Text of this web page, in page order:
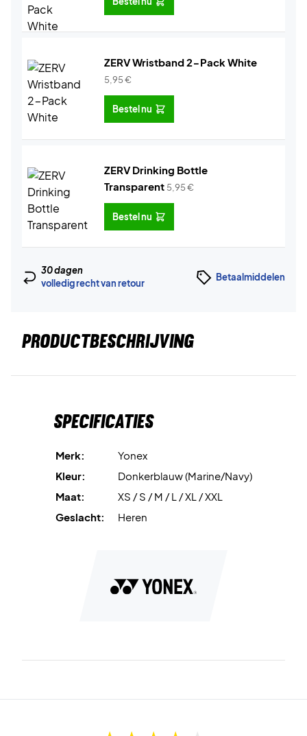
ZERV Wristband 2-Pack White
5,95€
Bestel nu
ZERV Drinking Bottle
Transparent 5,95€
Bestel nu
30 dagen
volledig recht van retour
Betaalmiddelen
PRODUCTBESCHRIJVING
Specificaties
Merk:
Yonex
Kleur:
Donkerblauw (Marine/Navy)
Maat:
XS / S / M / L / XL / XXL
Geslacht:
Heren